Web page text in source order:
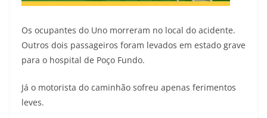
Os ocupantes do Uno morreram no local do acidente.
Outros dois passageiros foram levados em estado grave
para o hospital de Poço Fundo.
Já o motorista do caminhão sofreu apenas ferimentos
leves.